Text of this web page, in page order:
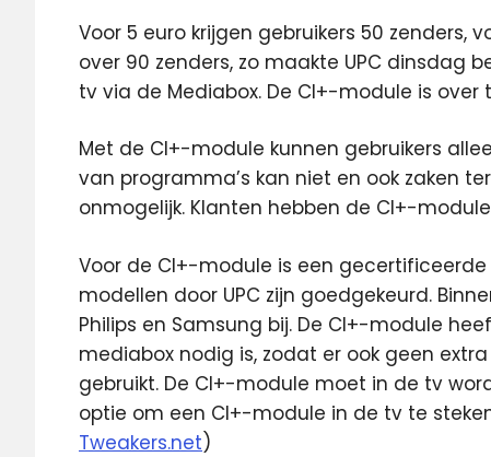
Voor 5 euro krijgen gebruikers 50 zenders,
over 90 zenders, zo maakte UPC dinsdag
tv via de Mediabox. De CI+-module is
Met de CI+-module kunnen gebruikers
van programma’s kan niet en ook zaken
onmogelijk. Klanten hebben de CI+-
Voor de CI+-module is een
modellen door UPC zijn goedgekeurd.
Philips en Samsung bij. De CI+-module
mediabox nodig is, zodat er ook geen
gebruikt. De CI+-module moet in de tv
optie om een CI+-module in de tv te
Tweakers.net)